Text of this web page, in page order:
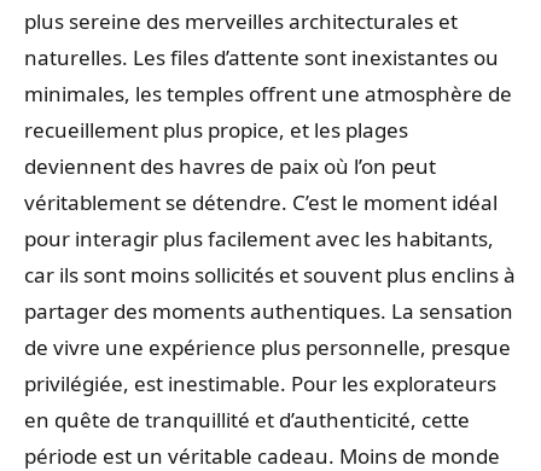
plus sereine des merveilles architecturales et
naturelles. Les files d’attente sont inexistantes ou
minimales, les temples offrent une atmosphère de
recueillement plus propice, et les plages
deviennent des havres de paix où l’on peut
véritablement se détendre. C’est le moment idéal
pour interagir plus facilement avec les habitants,
car ils sont moins sollicités et souvent plus enclins à
partager des moments authentiques. La sensation
de vivre une expérience plus personnelle, presque
privilégiée, est inestimable. Pour les explorateurs
en quête de tranquillité et d’authenticité, cette
période est un véritable cadeau. Moins de monde